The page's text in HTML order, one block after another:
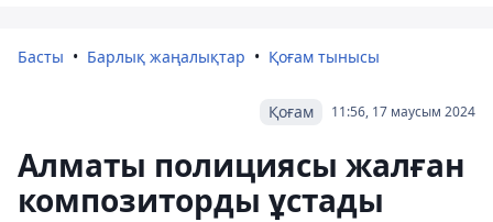
Басты Барлық жаңалықтар Қоғам тынысы
11:56, 17 маусым 2024
Қоғам
Алматы полициясы жалған
композиторды ұстады